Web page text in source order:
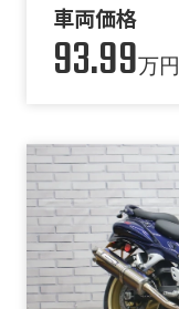
車両価格
93.99万円